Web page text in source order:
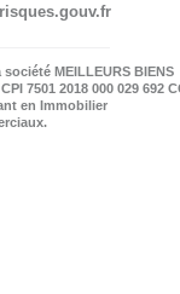
MEILLEURS BIENS
7501 2018 000 029 692
en Immobilier